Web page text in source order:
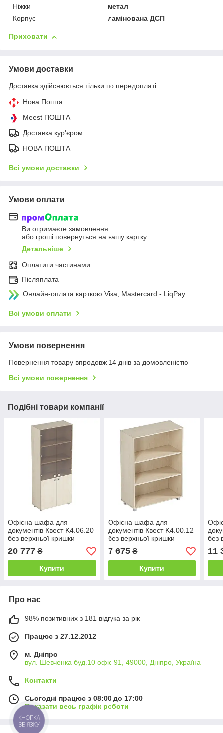
Ніжки
метал
Корпус
ламінована ДСП
Приховати
Умови доставки
Доставка здійснюється тільки по передоплаті.
Нова Пошта
Meest ПОШТА
Доставка кур'єром
НОВА ПОШТА
Всі умови доставки
Умови оплати
Ви отримаєте замовлення
або гроші повернуться на вашу картку
Детальніше
Оплатити частинами
Післяплата
Онлайн-оплата карткою Visa, Mastercard - LiqPay
Всі умови оплати
Умови повернення
Повернення товару впродовж 14 днів за домовленістю
Всі умови повернення
Подібні товари компанії
Офісна шафа для
документів Квест K4.06.20
без верхньої кришки
висота 1978 мм
(MConcept-ТМ)
20 777 ₴
Купити
Офісна шафа для
документів Квест K4.00.12
без верхньої кришки
висота 1160 мм
(MConcept-ТМ)
7 675₴
Купити
без
11
Про нас
98% позитивних з 181 відгука за рік
Працює з 27.12.2012
м. Дніпро
вул. Шевченка буд.10 офіс 91, 49000, Дніпро, Україна
Контакти
Сьогодні працює з 08:00 до 17:00
Показати весь графік роботи
КНОПКА
ЗВ'ЯЗКУ